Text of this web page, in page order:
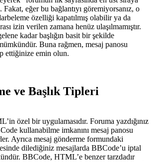
Fakat, eğer bu bağlantıyı göremiyorsanız, o
özelliği kapatılmış olabilir ya da
izin verilen zamana henüz ulaşılmamıştır.
kadar başlığın basit bir şekilde
Buna rağmen, mesaj panosu
ettiğinize emin olun.
ve Başlık Tipleri
özel bir uygulamasıdır. Foruma yazdığınız
kullanabilme imkanını mesaj panosu
Ayrıca mesaj gönderme formundaki
dilediğiniz mesajlarda BBCode’u iptal
BBCode, HTML’e benzer tarzdadır